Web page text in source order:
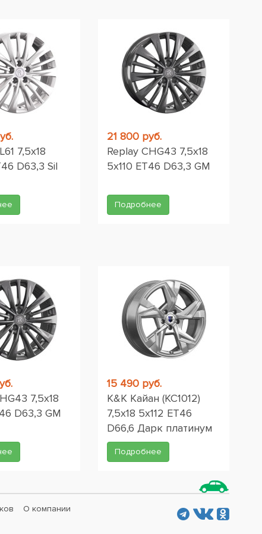
7,5x18
D63,3 Sil
21 800 руб.
Replay CHG43 7,5x18
5x110 ET46 D63,3 GM
Подробнее
7,5x18
D63,3 GM
15 490 руб.
K&K Кайан (КС1012)
7,5x18 5x112 ET46
D66,6 Дарк платинум
Подробнее
О компании